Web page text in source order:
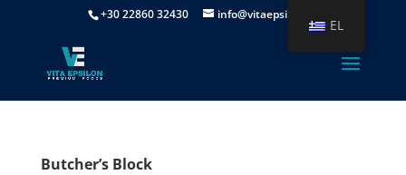
+30 22860 32430 info@vitaepsilon.gr
Butcher’s Block
EL